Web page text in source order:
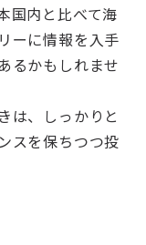
国内と比べて海
ーに情報を入手
るかもしれませ
は、しっかりと
スを保ちつつ投